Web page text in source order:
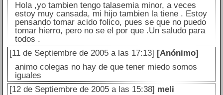
Hola ,yo tambien tengo talasemia minor, a veces
estoy muy cansada, mi hijo tambien la tiene . Estoy
pensando tomar acido folico, pues se que no puedo
tomar hierro, pero no se el por que .Un saludo para
todos .
[11 de Septiembre de 2005 a las 17:13] [Anónimo]
animo colegas no hay de que tener miedo somos
iguales
[12 de Septiembre de 2005 a las 15:38] meli